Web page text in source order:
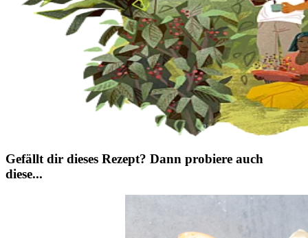
Gefällt dir dieses Rezept? Dann probiere auch
diese...